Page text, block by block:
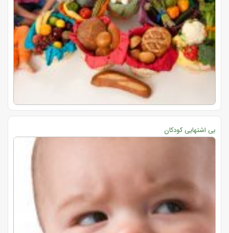
بی اشتهایی کودکان